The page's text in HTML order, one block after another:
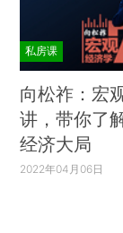
私房课
向松祚：宏
讲，带你了
经济大局
2022年04月06日